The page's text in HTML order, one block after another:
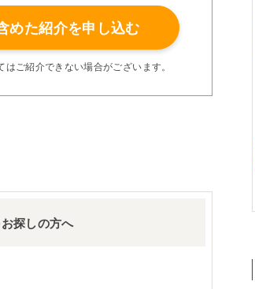
。
サービス体制で工事後も安心です。
はありません。
めた紹介を申し込む
ご紹介できない場合がございます。
探しの方へ